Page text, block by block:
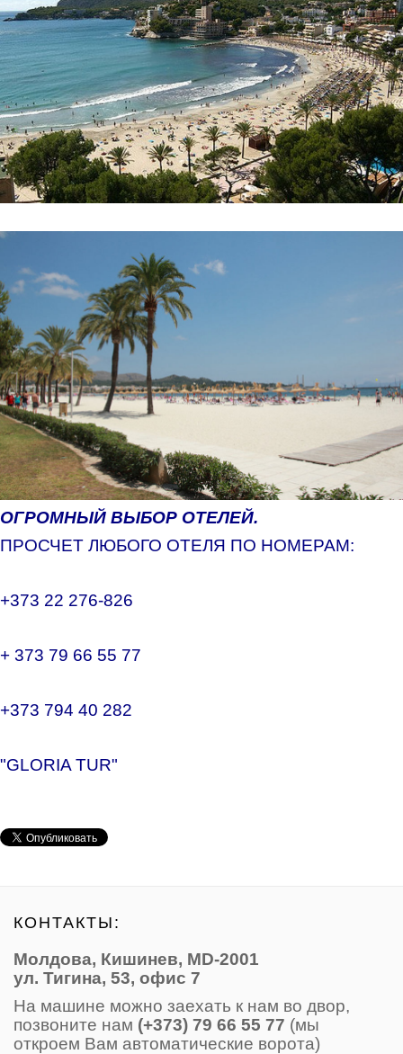
ОГРОМНЫЙ ВЫБОР ОТЕЛЕЙ.
ПРОСЧЕТ ЛЮБОГО ОТЕЛЯ ПО НОМЕРАМ:
+373 22 276-826
+ 373 79 66 55 77
+373 794 40 282
"GLORIA TUR"
КОНТАКТЫ:
Молдова, Кишинев, MD-2001
ул. Тигина, 53, офис 7
На машине можно заехать к нам во двор,
позвоните нам (+373) 79 66 55 77 (мы
откроем Вам автоматические ворота)
Несебр
Аркутино
Дюны
Царево
Китен
Приморско
Балчик
Бургас
Банско
Пампорово
Боровец